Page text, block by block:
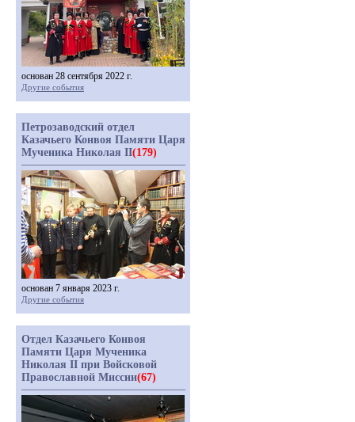
основан 28 сентября 2022 г.
Другие события
Петрозаводский отдел
Казачьего Конвоя Памяти Царя
Мученика Николая II(179)
основан 7 января 2023 г.
Другие события
Отдел Казачьего Конвоя
Памяти Царя Мученика
Николая II при Войсковой
Православной Миссии(67)